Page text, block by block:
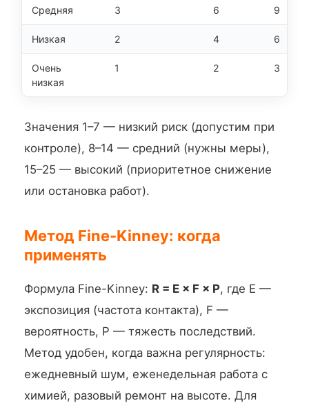
Средняя 3 6 9
Низкая 2 4 6
Очень
низкая
1 2 3
Значения 1–7 — низкий риск (допустим при
контроле), 8–14 — средний (нужны меры),
15–25 — высокий (приоритетное снижение
или остановка работ).
Метод Fine-Kinney: когда
применять
Формула Fine-Kinney: R = E × F × P, где E —
экспозиция (частота контакта), F —
вероятность, P — тяжесть последствий.
Метод удобен, когда важна регулярность:
ежедневный шум, еженедельная работа с
химией, разовый ремонт на высоте. Для